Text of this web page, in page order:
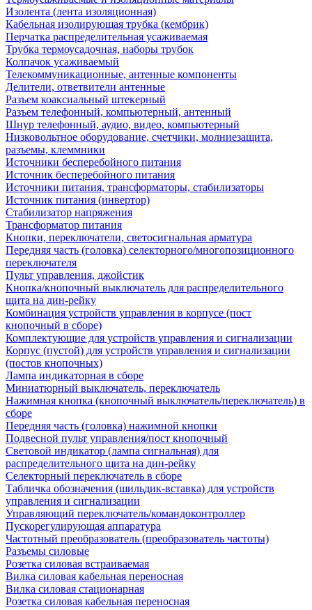
Изолента (лента изоляционная)
Кабельная изолирующая трубка (кембрик)
Перчатка распределительная усаживаемая
Трубка термоусадочная, наборы трубок
Колпачок усаживаемый
Телекоммуникационные, антенные компоненты
Делители, ответвители антенные
Разъем коаксиальный штекерный
Разъем телефонный, компьютерный, антенный
Шнур телефонный, аудио, видео, компьютерный
Низковольтное оборудование, счетчики, молниезащита,
разъемы, клеммники
Источники бесперебойного питания
Источник бесперебойного питания
Источники питания, трансформаторы, стабилизаторы
Источник питания (инвертор)
Стабилизатор напряжения
Трансформатор питания
Кнопки, переключатели, светосигнальная арматура
Передняя часть (головка) селекторного/многопозиционного
переключателя
Пульт управления, джойстик
Кнопка/кнопочный выключатель для распределительного
щита на дин-рейку
Комбинация устройств управления в корпусе (пост
кнопочный в сборе)
Комплектующие для устройств управления и сигнализации
Корпус (пустой) для устройств управления и сигнализации
(постов кнопочных)
Лампа индикаторная в сборе
Миниатюрный выключатель, переключатель
Нажимная кнопка (кнопочный выключатель/переключатель) в
сборе
Передняя часть (головка) нажимной кнопки
Подвесной пульт управления/пост кнопочный
Световой индикатор (лампа сигнальная) для
распределительного щита на дин-рейку
Селекторный переключатель в сборе
Табличка обозначения (шильдик-вставка) для устройств
управления и сигнализации
Управляющий переключатель/командоконтроллер
Пускорегулирующая аппаратура
Частотный преобразователь (преобразователь частоты)
Разъемы силовые
Розетка силовая встраиваемая
Вилка силовая кабельная переносная
Вилка силовая стационарная
Розетка силовая кабельная переносная